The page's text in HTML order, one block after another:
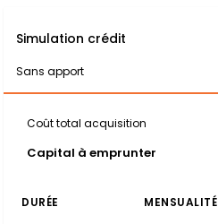
Simulation crédit
Sans apport
Coût total acquisition
Capital à emprunter
DURÉE MENSUALITÉ